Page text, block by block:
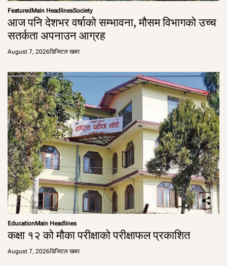
Featured Main HeadlinesSociety
आज पनि देशभर वर्षाको सम्भावना, मौसम विभागको उच्च
सतर्कता अपनाउन आग्रह
August 7, 2026डिजिटल खबर
EducationMain Headlines
कक्षा १२ को मौका परीक्षाको परीक्षाफल प्रकाशित
August 7, 2026डिजिटल खबर